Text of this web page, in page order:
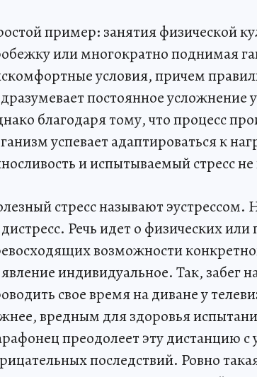
пример: занятия физической
или многократно поднимая
условия, причем
постоянное
благодаря тому, что процесс
успевает адаптироваться к
и испытываемый стресс
стресс называют эустрессом.
Речь идет о физических или
возможности
индивидуальное. Так, забег
свое время на диване у
вредным для здоровья
преодолеет эту дистанцию с
последствий. Ровно